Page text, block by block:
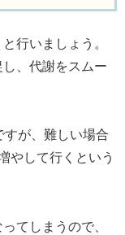
行いましょう。
、代謝をスムー
が、難しい場合
やして行くという
てしまうので、